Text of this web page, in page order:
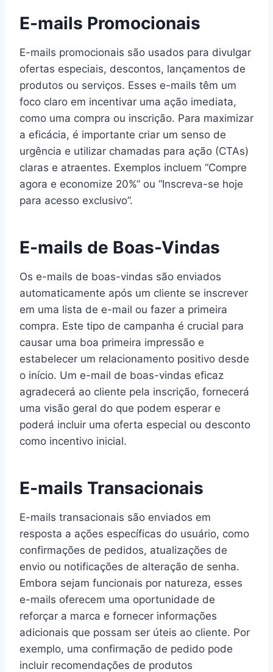
E-mails Promocionais
E-mails promocionais são usados para divulgar
ofertas especiais, descontos, lançamentos de
produtos ou serviços. Esses e-mails têm um
foco claro em incentivar uma ação imediata,
como uma compra ou inscrição. Para maximizar
a eficácia, é importante criar um senso de
urgência e utilizar chamadas para ação (CTAs)
claras e atraentes. Exemplos incluem “Compre
agora e economize 20%” ou “Inscreva-se hoje
para acesso exclusivo”.
E-mails de Boas-Vindas
Os e-mails de boas-vindas são enviados
automaticamente após um cliente se inscrever
em uma lista de e-mail ou fazer a primeira
compra. Este tipo de campanha é crucial para
causar uma boa primeira impressão e
estabelecer um relacionamento positivo desde
o início. Um e-mail de boas-vindas eficaz
agradecerá ao cliente pela inscrição, fornecerá
uma visão geral do que podem esperar e
poderá incluir uma oferta especial ou desconto
como incentivo inicial.
E-mails Transacionais
E-mails transacionais são enviados em
resposta a ações específicas do usuário, como
confirmações de pedidos, atualizações de
envio ou notificações de alteração de senha.
Embora sejam funcionais por natureza, esses
e-mails oferecem uma oportunidade de
reforçar a marca e fornecer informações
adicionais que possam ser úteis ao cliente. Por
exemplo, uma confirmação de pedido pode
incluir recomendações de produtos